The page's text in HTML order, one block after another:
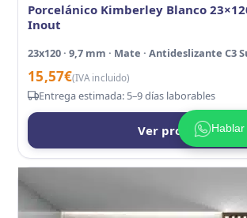
Porcelánico Kimberley Blanco
Inout
23x120 · 9,7 mm · Mate · Antideslizante C3
15,57€(IVA incluido)
Entrega estimada: 5–9 días laborables
Ver producto